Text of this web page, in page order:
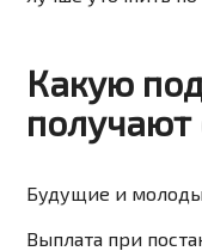
Какую
получают
Будущие и
Выплата при